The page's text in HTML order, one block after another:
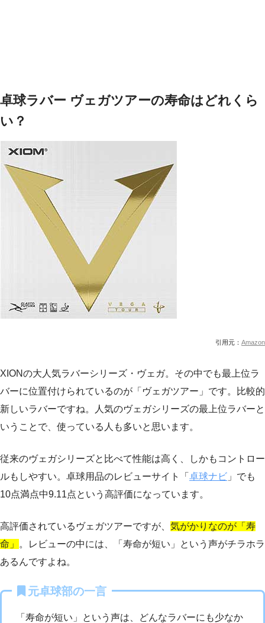
卓球ラバー ヴェガツアーの寿命はどれくら
い？
引用元： Amazon
XIONの大人気ラバーシリーズ・ヴェガ。その中でも最上位ラ
バーに位置付けられているのが「ヴェガツアー」です。比較的
新しいラバーですね。人気のヴェガシリーズの最上位ラバーと
いうことで、使っている人も多いと思います。
従来のヴェガシリーズと比べて性能は高く、しかもコントロー
ルもしやすい。卓球用品のレビューサイト「 卓球ナビ 」でも
10点満点中9.11点という高評価になっています。
高評価されているヴェガツアーですが、 気がかりなのが「寿
命」
。レビューの中には、「寿命が短い」という声がチラホラ
あるんですよね。
元卓球部の一言
「寿命が短い」という声は、どんなラバーにも少なか